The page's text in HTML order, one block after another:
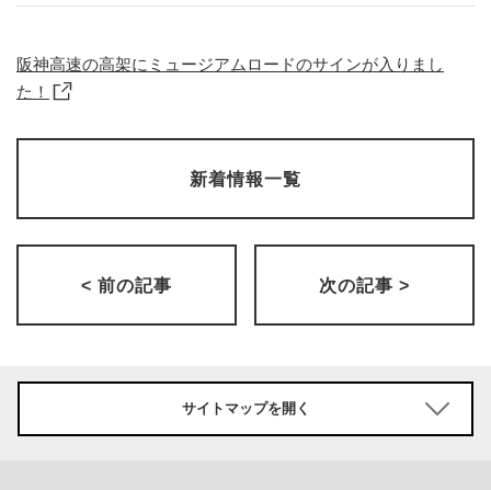
阪神高速の高架にミュージアムロードのサインが入りまし
た！
新着情報一覧
< 前の記事 次の記事 >
サイトマップを開く